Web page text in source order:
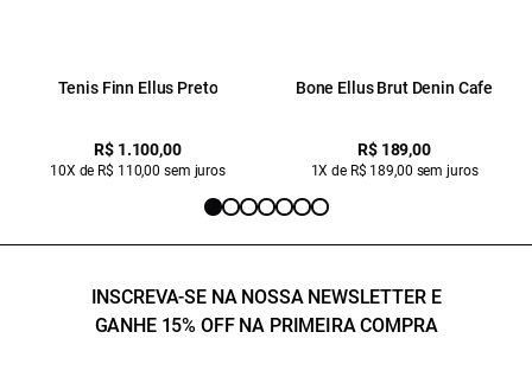
Tenis Finn Ellus Preto
R$ 1.100,00
10X de R$ 110,00 sem juros
Bone Ellus Brut Denin Cafe
R$ 189,00
1X de R$ 189,00 sem juros
INSCREVA-SE NA NOSSA NEWSLETTER E
GANHE 15% OFF NA PRIMEIRA COMPRA